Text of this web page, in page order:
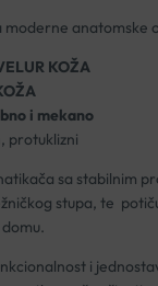
anatomske
KOŽA
i mekano
protuklizni
sa stabilnim
stupa, te
i